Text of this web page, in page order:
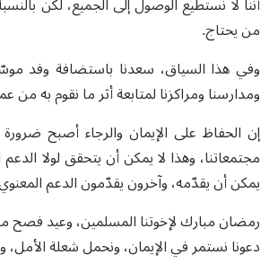
من يحتاج.
وفي هذا السياق، سعدنا باستضافة وفد
ومدارسنا ومراكزنا لمتابعة أثر ما نقوم به من
إن الحفاظ على الإيمان والرجاء أصبح
مجتمعاتنا، وهذا لا يمكن أن يتحقق لولا
يمكن أن يقدّمه، وآخرون يقدّمون الدعم
رمضان مبارك لإخوتنا المسلمين، وعيد فصح
دعونا نستمر في الإيمان، ونحمل شعلة